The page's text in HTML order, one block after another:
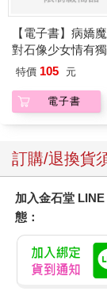
【電子書】病嬌
對石像少女情有
——魔女融化在愛
特價 105 元
電子書
訂購/退換貨
加入金石堂
態：